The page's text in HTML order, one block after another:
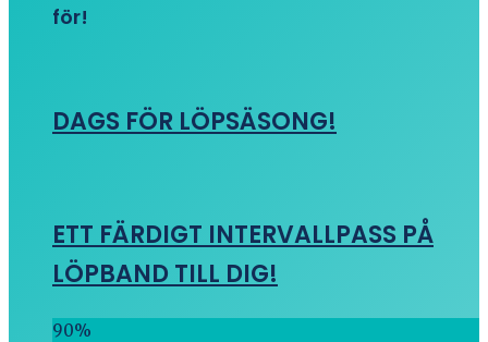
för!
DAGS FÖR LÖPSÄSONG!
ETT FÄRDIGT INTERVALLPASS PÅ
LÖPBAND TILL DIG!
90%